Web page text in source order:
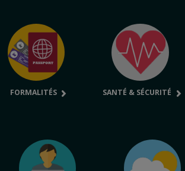
FORMALITÉS SANTÉ & SÉCURITÉ